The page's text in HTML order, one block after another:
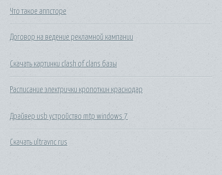
Что такое аппсторе
Договор на ведение рекламной кампании
Скачать картинки clash of clans базы
Расписание электрички кропоткин краснодар
Драйвер usb устройство mtp windows 7
Скачать ultravnc rus